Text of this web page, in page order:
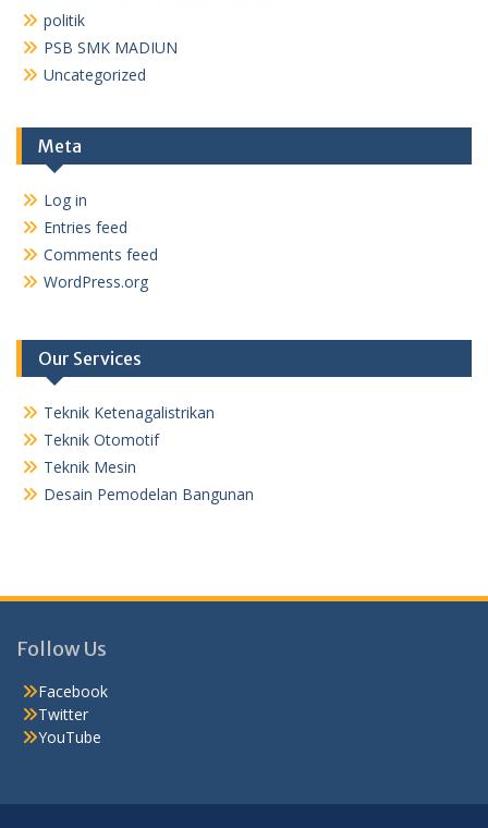
politik
PSB SMK MADIUN
Uncategorized
Meta
Log in
Entries feed
Comments feed
WordPress.org
Our Services
Teknik Ketenagalistrikan
Teknik Otomotif
Teknik Mesin
Desain Pemodelan Bangunan
Follow Us
Facebook
Twitter
YouTube